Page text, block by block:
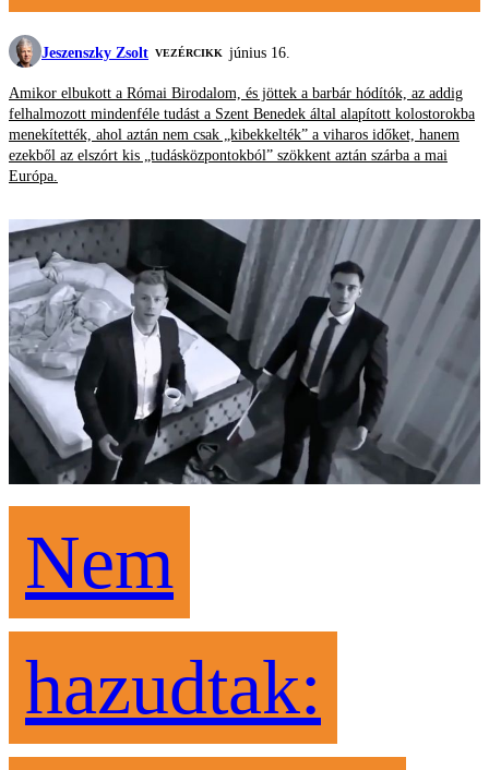
Jeszenszky Zsolt VEZÉRCIKK június 16.
Amikor elbukott a Római Birodalom, és jöttek a barbár hódítók, az addig
felhalmozott mindenféle tudást a Szent Benedek által alapított kolostorokba
menekítették, ahol aztán nem csak „kibekkelték” a viharos időket, hanem
ezekből az elszórt kis „tudásközpontokból” szökkent aztán szárba a mai
Európa.
Nem
hazudtak: